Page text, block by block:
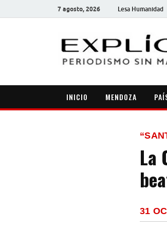
7 agosto, 2026 Lesa Humanidad
INICIO MENDOZA
La
31